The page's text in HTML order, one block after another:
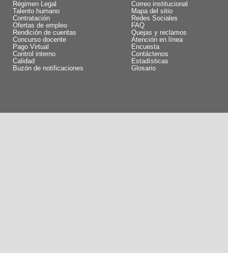
Régimen Legal
Talento humano
Contratación
Ofertas de empleo
Rendición de cuentas
Concurso docente
Pago Virtual
Control interno
Calidad
Buzón de notificaciones
Correo institucional
Mapa del sitio
Redes Sociales
FAQ
Quejas y reclamos
Atención en línea
Encuesta
Contáctenos
Estadísticas
Glosario